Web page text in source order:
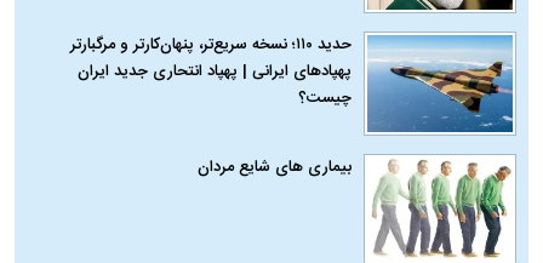
حدید ۱۱۰؛ نسخه سریع‌تر، پنهان‌کارتر و مرگبارتر
پهپادهای ایرانی | پهپاد انتحاری جدید ایران
چیست؟
بیماری‌ های شایع مردان